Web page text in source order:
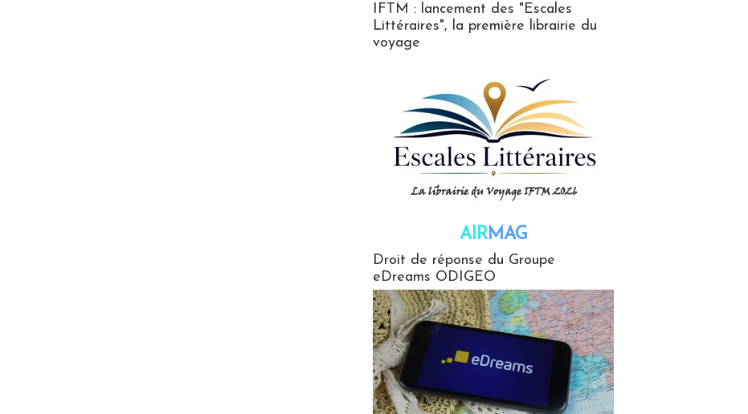
IFTM : lancement des "Escales
Littéraires", la première librairie du
voyage
AIRMAG
Droit de réponse du Groupe
eDreams ODIGEO